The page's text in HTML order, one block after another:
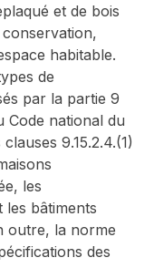
et de bois
habitable.
de
par la partie 9
Code national du
9.15.2.4.(1)
les
bâtiments
outre, la norme
des